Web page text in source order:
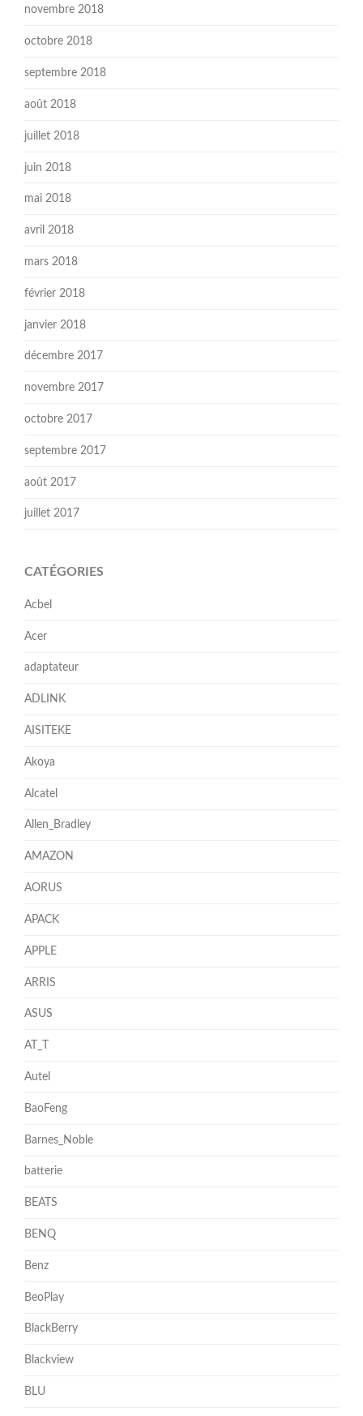
novembre 2018
octobre 2018
septembre 2018
août 2018
juillet 2018
juin 2018
mai 2018
avril 2018
mars 2018
février 2018
janvier 2018
décembre 2017
novembre 2017
octobre 2017
septembre 2017
août 2017
juillet 2017
CATÉGORIES
Acbel
Acer
adaptateur
ADLINK
AISITEKE
Akoya
Alcatel
Allen_Bradley
AMAZON
AORUS
APACK
APPLE
ARRIS
ASUS
AT_T
Autel
BaoFeng
Barnes_Noble
batterie
BEATS
BENQ
Benz
BeoPlay
BlackBerry
Blackview
BLU